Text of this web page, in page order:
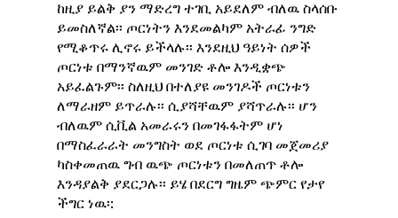
ከዚያ ይልቅ ያን ማድረግ ተገቢ አይደለም ብለዉ ስላሰቡ
ይመስለኛል፡፡ ጦርነትን እንደመልካም አትራፊ ንግድ
የሚቆጥሩ ሊኖሩ ይችላሉ፡፡ እንደዚህ ዓይነት ሰዎች
ጦርነቱ በማንኛዉም መንገድ ቶሎ እንዲቋጭ
አይፈልጉም፡፡ ስለዚህ በተለያዩ መንገዶች ጦርነቱን
ለማራዘም ይጥራሉ፡፡ ሲያሻቸዉም ያሻጥራሉ፡፡ ሆን
ብለዉም ሲቪል አመራሩን በመገፋፋትም ሆነ
በማስፈራራት መንግስት ወደ ጦርነቱ ሲገባ መጀመሪያ
ካስቀመጠዉ ግብ ዉጭ ጦርነቱን በመለጠጥ ቶሎ
እንዳያልቅ ያደርጋሉ፡፡ ይሄ በደርግ ግዜም ጭምር የታየ
ችግር ነዉ፡: